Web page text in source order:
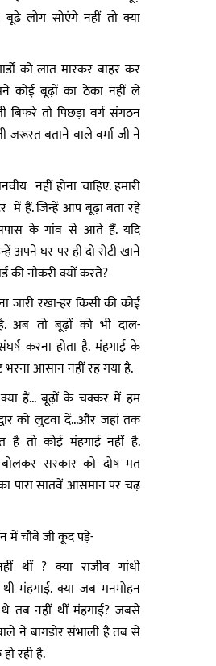
लोग सोएंगे नहीं तो क्या
को लात मारकर बाहर कर
कोई बूढ़ों का ठेका नहीं ले
बिफरे तो पिछड़ा वर्ग संगठन
ज़रूरत बताने वाले वर्मा जी ने
नहीं होना चाहिए. हमारी
में हैं. जिन्हें आप बूढ़ा बता रहे
के गांव से आते हैं. यदि
अपने घर पर ही दो रोटी खाने
की नौकरी क्यों करते?
जारी रखा-हर किसी की कोई
अब तो बूढ़ों को भी दाल-
करना होता है. मंहगाई के
आसान नहीं रह गया है.
हैं... बूढ़ों के चक्कर में हम
को लुटवा दें...और जहां तक
है तो कोई मंहगाई नहीं है.
बोलकर सरकार को दोष मत
पारा सातवें आसमान पर चढ़
में चौबे जी कूद पड़े-
थीं ? क्या राजीव गांधी
मंहगाई. क्या जब मनमोहन
थे तब नहीं थीं मंहगाई? जबसे
ने बागडोर संभाली है तब से
रही है.